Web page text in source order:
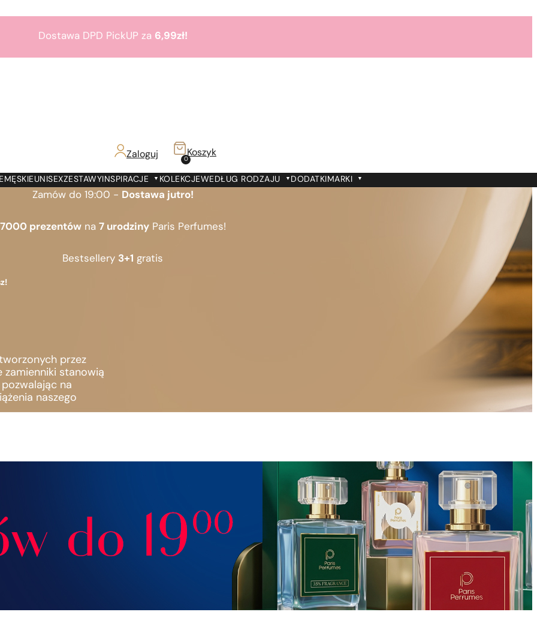
Dostawa DPD PickUP za 6,99zł!
6,99zł!
Zamów do 19:00 - Dostawa jutro!
7000 prezentówna 7 urodzinyParis Perfumes!
Bestsellery 3+1 gratis
Zaloguj 0
Koszyk
MĘSKIE UNISEXZESTAWYINSPIRACJE KOLEKCJEWEDŁUG RODZAJU DODATKIMARKI
przez
zamienniki stanowią
na
naszego